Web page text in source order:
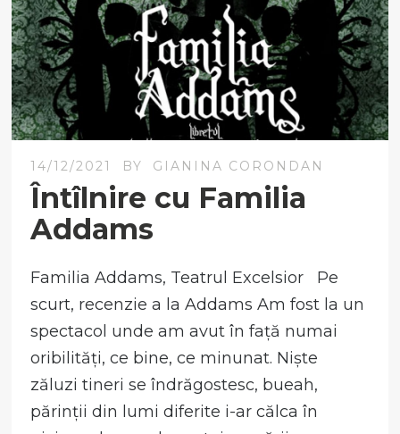
14/12/2021 BY GIANINA CORONDAN
Întîlnire cu Familia
Addams
Familia Addams, Teatrul Excelsior Pe
scurt, recenzie a la Addams Am fost la un
spectacol unde am avut în față numai
oribilități, ce bine, ce minunat. Niște
zăluzi tineri se îndrăgostesc, bueah,
părinții din lumi diferite i-ar călca în